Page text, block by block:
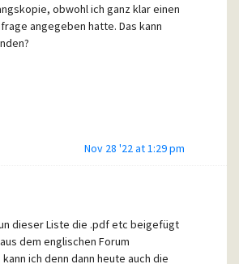
obwohl ich ganz klar einen
angegeben hatte. Das kann
Nov 28 '22 at 1:29 pm
dieser Liste die .pdf etc beigefügt
dem englischen Forum
ich denn dann heute auch die